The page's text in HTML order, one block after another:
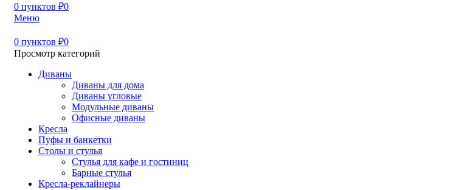
0 пунктов ₽0
Меню
0 пунктов ₽0
Просмотр категорий
Диваны
Диваны для дома
Диваны угловые
Модульные диваны
Офисные диваны
Кресла
Пуфы и банкетки
Столы и стулья
Стулья для кафе и гостиниц
Барные стулья
Кресла-реклайнеры